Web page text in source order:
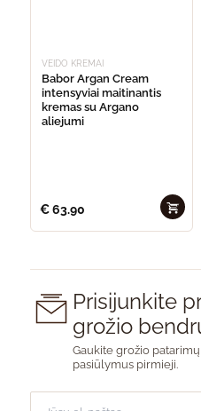
VEIDO KREMAI
Babor Argan Cream
intensyviai maitinantis
kremas su Argano
aliejumi
€63.90
Prisijunkite
grožio
Gaukite grožio
pasiūlymus pirmieji.